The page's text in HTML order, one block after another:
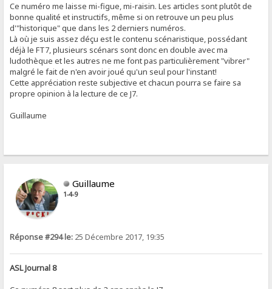
Ce numéro me laisse mi-figue, mi-raisin. Les articles sont plutôt de
bonne qualité et instructifs, même si on retrouve un peu plus
d'"historique" que dans les 2 derniers numéros.
Là où je suis assez déçu est le contenu scénaristique, possédant
déjà le FT7, plusieurs scénars sont donc en double avec ma
ludothèque et les autres ne me font pas particulièrement "vibrer"
malgré le fait de n'en avoir joué qu'un seul pour l'instant!
Cette appréciation reste subjective et chacun pourra se faire sa
propre opinion à la lecture de ce J7.
Guillaume
Guillaume
1-4-9
Réponse #294 le: 25 Décembre 2017, 19:35
ASL Journal 8